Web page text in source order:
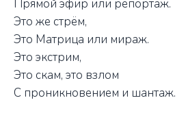
Прямой эфир или репортаж.
Это же стрём,
Это Матрица или мираж.
Это экстрим,
Это скам, это взлом
С проникновением и шантаж.